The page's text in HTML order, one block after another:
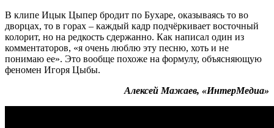
В клипе Ицык Цыпер бродит по Бухаре, оказываясь то во
дворцах, то в горах – каждый кадр подчёркивает восточный
колорит, но на редкость сдержанно. Как написал один из
комментаторов, «я очень люблю эту песню, хоть и не
понимаю ее». Это вообще похоже на формулу, объясняющую
феномен Игоря Цыбы.
Алексей Мажаев, «ИнтерМедиа»